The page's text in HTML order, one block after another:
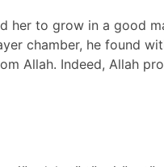
her to grow in a good
chamber, he found
Allah. Indeed, Allah